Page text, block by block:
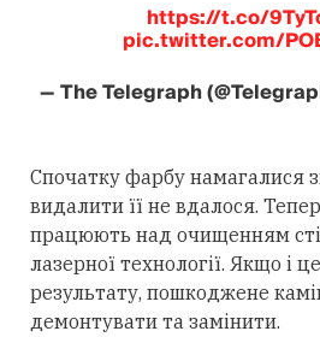
https://t.co/
pic.twitter.com/
— The Telegraph
Спочатку фарбу намагалися
видалити її не вдалося.
працюють над очищенням
лазерної технології. Якщо і
результату, пошкоджене
демонтувати та замінити.